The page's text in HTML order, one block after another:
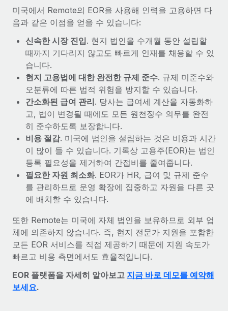
미국에서 Remote의 EOR을 사용해 인력을 고용하면 다
음과 같은 이점을 얻을 수 있습니다:
신속한 시장 진입. 현지 법인을 수개월 동안 설립할
때까지 기다리지 않고도 빠르게 인재를 채용할 수 있
습니다.
현지 고용법에 대한 완전한 규제 준수. 규제 미준수와
오분류에 따른 법적 위험을 방지할 수 있습니다.
간소화된 급여 관리. 당사는 급여세 계산을 자동화하
고, 법이 변경될 때에도 모든 원천징수 의무를 완전
히 준수하도록 보장합니다.
비용 절감. 미국에 법인을 설립하는 것은 비용과 시간
이 많이 들 수 있습니다. 기록상 고용주(EOR)는 법인
등록 필요성을 제거하여 간접비를 줄여줍니다.
필요한 자원 최소화. EOR가 HR, 급여 및 규제 준수
를 관리하므로 운영 확장에 집중하고 자원을 다른 곳
에 배치할 수 있습니다.
또한 Remote는 미국에 자체 법인을 보유하므로 외부 업
체에 의존하지 않습니다. 즉, 현지 전문가 지원을 포함한
모든 EOR 서비스를 직접 제공하기 때문에 지원 속도가
빠르고 비용 측면에서도 효율적입니다.
EOR 플랫폼을 자세히 알아보고 지금 바로 데모를 예약해
보세요.